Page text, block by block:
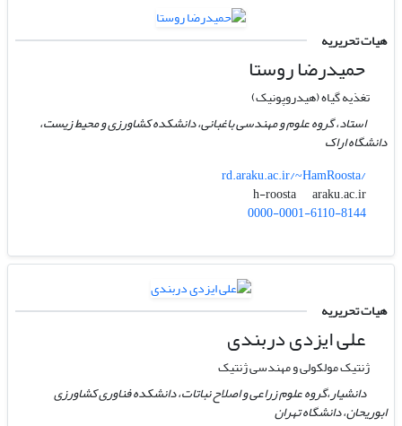
هیات تحریریه
حمیدرضا روستا
تغذیه گیاه (هیدروپونیک)
استاد، گروه علوم و مهندسی باغبانی، دانشکده کشاورزی و محیط زیست،
دانشگاه اراک
rd.araku.ac.ir/~HamRoosta/
h-roosta
araku.ac.ir
0000-0001-6110-8144
هیات تحریریه
علی ایزدی دربندی
ژنتیک مولکولی و مهندسی ژنتیک
دانشیار،گروه علوم زراعی و اصلاح نباتات، دانشکده فناوری کشاورزی
ابوریحان، دانشگاه تهران